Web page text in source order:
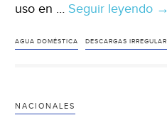
uso en … Seguir leyendo →
AGUA DOMÉSTICA DESCARGAS
NACIONALES